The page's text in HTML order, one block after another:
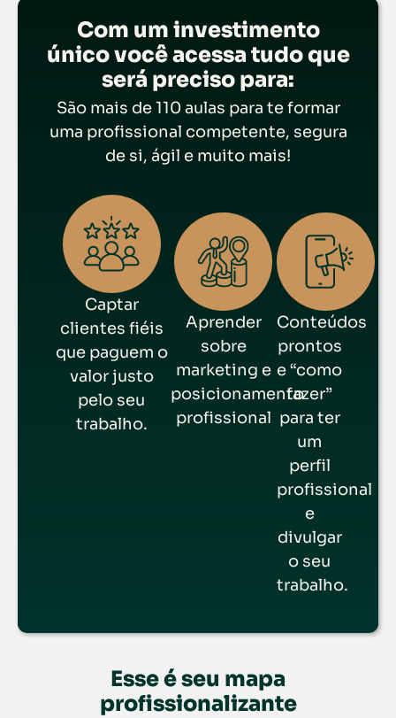
Com um investimento
único você acessa tudo que
será preciso para:
São mais de 110 aulas para te formar
uma profissional competente, segura
de si, ágil e muito mais!
Captar
clientes fiéis
que paguem o
valor justo
pelo seu
trabalho.
Aprender
sobre
marketing e
posicionamento
profissional
Conteúdos
prontos
e “como
fazer”
para ter
um
perfil
profissional
e
divulgar
o seu
trabalho.
Esse é seu mapa
profissionalizante